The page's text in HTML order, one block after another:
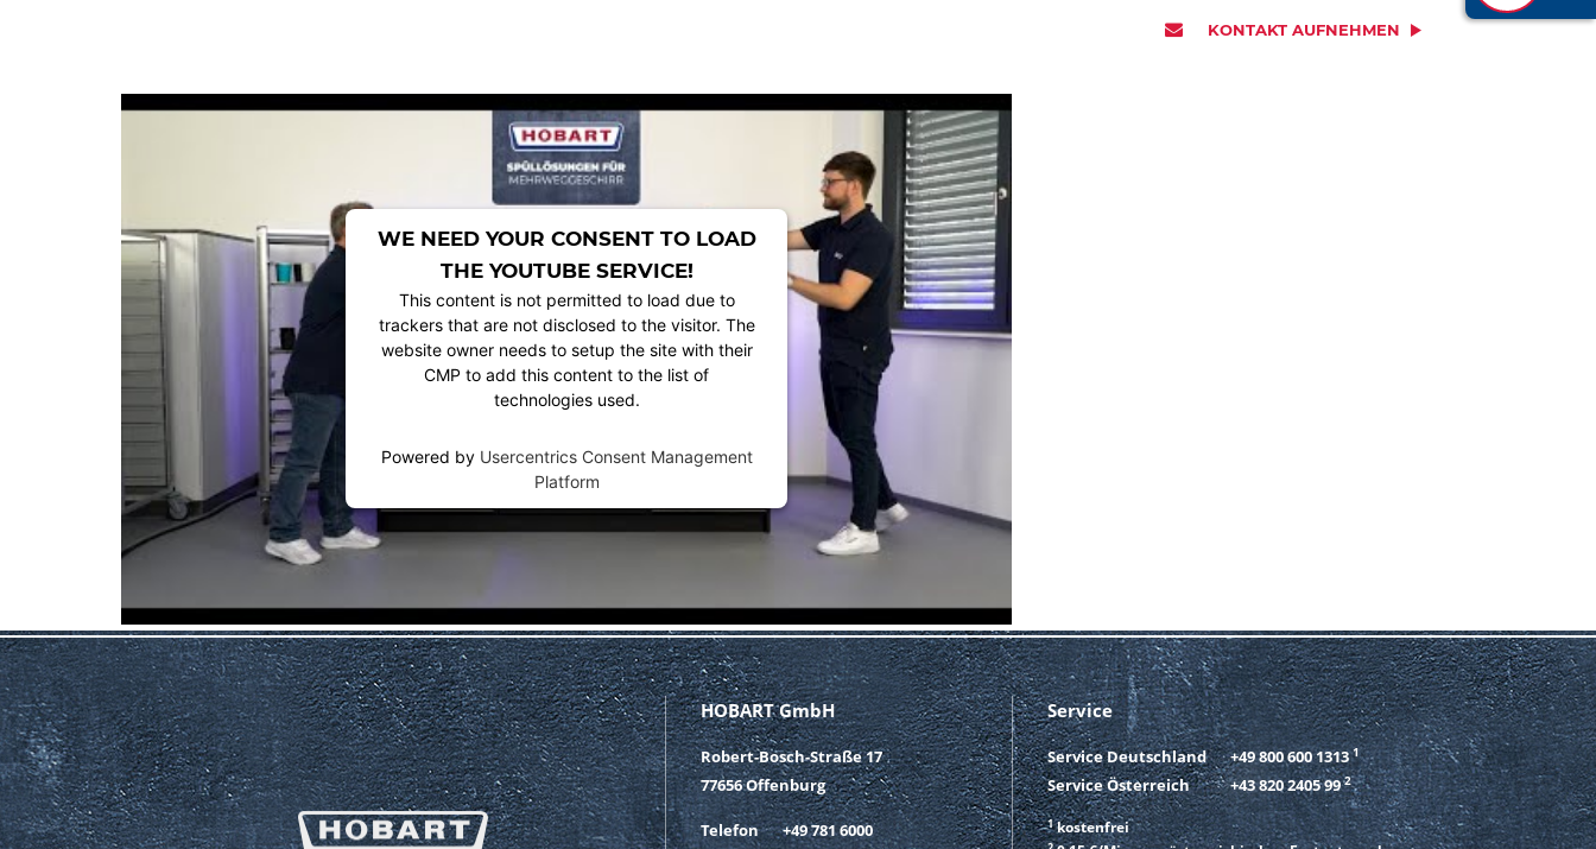
WE NEED YOUR CONSENT TO LOAD
THE YOUTUBE SERVICE!
This content is not permitted to load due to
trackers that are not disclosed to the visitor. The
website owner needs to setup the site with their
CMP to add this content to the list of
technologies used.
Powered by Usercentrics Consent Management
Platform
KONTAKT AUFNEHMEN
HOBART GmbH
Robert-Bosch-Straße 17
77656 Offenburg
Telefon
+49 781 6000
Service
Service Deutschland +49 800 600 1313 1
Service Österreich +43 820 2405 99 2
1kostenfrei